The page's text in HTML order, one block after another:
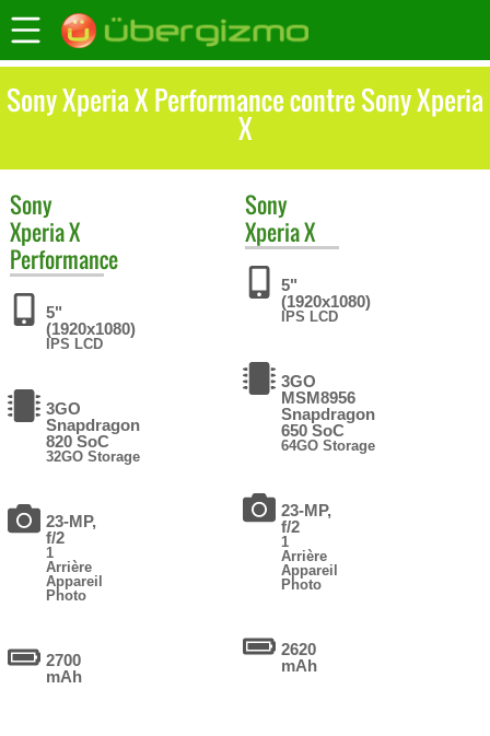
Sony Xperia X Performance contre Sony Xperia
X
Sony
Xperia X
Performance
5"
(1920x1080)
IPS LCD
3GO
Snapdragon
820 SoC
32GO Storage
23-MP,
f/2
1
Arrière
Appareil
Photo
2700
mAh
Sony
Xperia X
5"
(1920x1080)
IPS LCD
3GO
MSM8956
Snapdragon
650 SoC
64GO Storage
23-MP,
f/2
1
Arrière
Appareil
Photo
2620
mAh